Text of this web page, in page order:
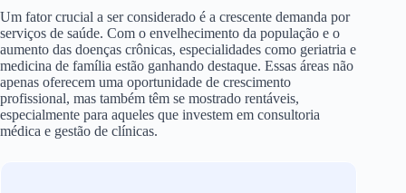
Um fator crucial a ser considerado é a crescente demanda por
serviços de saúde. Com o envelhecimento da população e o
aumento das doenças crônicas, especialidades como geriatria e
medicina de família estão ganhando destaque. Essas áreas não
apenas oferecem uma oportunidade de crescimento
profissional, mas também têm se mostrado rentáveis,
especialmente para aqueles que investem em consultoria
médica e gestão de clínicas.